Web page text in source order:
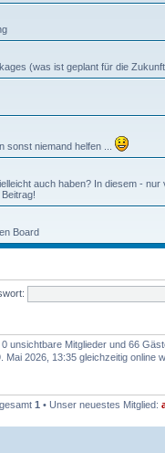
(was ist geplant für die
sonst niemand helfen ...
auch haben? In diesem -
Board
unsichtbare Mitglieder und 66
Mai 2026, 13:35 gleichzeitig online
1 • Unser neuestes Mitglied: